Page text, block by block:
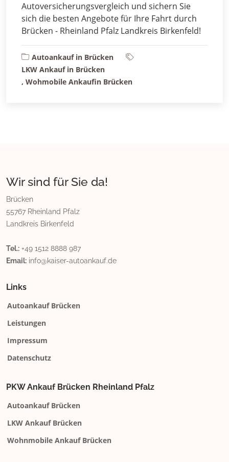
Autoversicherungsvergleich und sichern Sie
sich die besten Angebote für Ihre Fahrt durch
Brücken - Rheinland Pfalz Landkreis Birkenfeld!
Autoankauf in Brücken
LKW Ankauf in Brücken
, Wohmobile Ankaufin Brücken
Wir sind für Sie da!
Brücken
55767 Rheinland Pfalz
Landkreis Birkenfeld
Tel.: +49 1512 8888 987
Email: info@kaiser-autoankauf.de
Links
Autoankauf Brücken
Leistungen
Impressum
Datenschutz
PKW Ankauf Brücken Rheinland Pfalz
Autoankauf Brücken
LKW Ankauf Brücken
Wohnmobile Ankauf Brücken